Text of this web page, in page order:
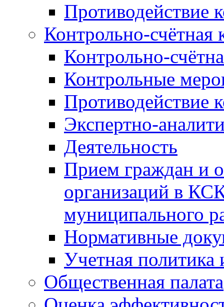
Противодействие
Контрольно-счётная
Контрольно-
Контрольные
Противодействие
Экспертно-
Деятельность
Прием граждан и
организаций в
муниципального
Нормативные
Учетная политика
Общественная палата